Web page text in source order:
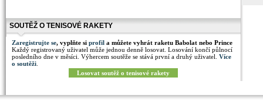
SOUTĚŽ O TENISOVÉ RAKETY
Zaregistrujte se, vyplňte si profil a můžete vyhrát raketu Babolat nebo Prince
Každý registrovaný uživatel může jednou denně losovat. Losování končí půlnocí
posledního dne v měsíci. Výhercem soutěže se stává první a druhý uživatel. Více
o soutěži
Losovat soutěž o tenisové rakety